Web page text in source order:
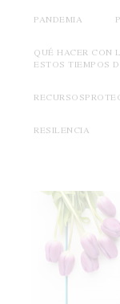
PANDEMIA
QUÉ HACER CON
ESTOS TIEMPOS
RESILENCIA